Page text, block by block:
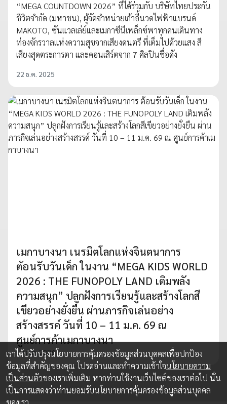
“MEGA COUNTDOWN 2026” ที่ได้ร่วมกับ บริษัทไทยประกัน
ชีวิตจำกัด (มหาชน), ผู้จัดจำหน่ายเก้าอี้นวดไฟฟ้าแบรนด์
MAKOTO, ซันแวลเล่ย์และเมกาซีนีเพล็กซ์พาทุกคนเดินทาง
ท่องจักรวาลแห่งความสุขจากเสียงดนตรี ที่เต็มไปด้วยแสง สี
เสียงสุดตระการตา และคอนเสิร์ตจาก 7 ศิลปินชื่อดัง
22 ธ.ค. 2025
เมกาบางนา เนรมิตโลกแห่งจินตนาการ
ต้อนรับวันเด็ก ในงาน “MEGA KIDS WORLD
2026 : THE FUNOPOLY LAND เติมพลัง
ความสนุก” ปลูกฝังการเรียนรู้และสร้างโลกสี
เขียวอย่างยั่งยืน ผ่านภารกิจเล่นอย่าง
สร้างสรรค์ วันที่ 10 – 11 ม.ค. 69 ณ
ศูนย์การค้าเมกาบางนา
10 ม.ค. 2026
เราได้ปรับปรุงนโยบายการคุ้มครองข้อมูลส่วนบุคคลเพื่อปกป้อง
ข้อมูลที่สำคัญของคุณ โปรดอ่านและทำความเข้าใจนโยบายความ
เป็นส่วนตัวของเราเพิ่มเติม หากท่านใช้งานเว็บไซต์ของเราต่อไป นั่น
เป็นการแสดงว่าท่านยอมรับนโยบายการคุ้มครองข้อมูลส่วนบุคคล